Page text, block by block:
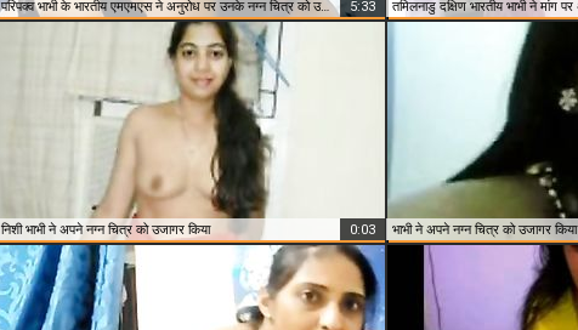
परिपक्व भाभी के भारतीय एमएमएस ने अनुरोध पर उनके नग्न चित्र को उजागर किया 5:33
निशी भाभी ने अपने नग्न चित्र को उजागर किया 0:03 भाभी ने अपने नग्न चित्र को उजागर किया